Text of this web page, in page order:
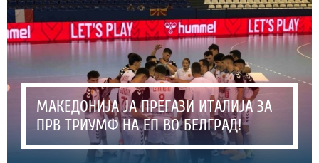
МАКЕДОНИЈА ЈА ПРЕГАЗИ ИТАЛИЈА ЗА
ПРВ ТРИУМФ НА ЕП ВО БЕЛГРАД!